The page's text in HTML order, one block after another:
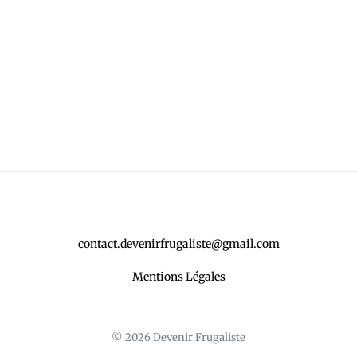
contact.devenirfrugaliste@gmail.com
Mentions Légales
© 2026 Devenir Frugaliste